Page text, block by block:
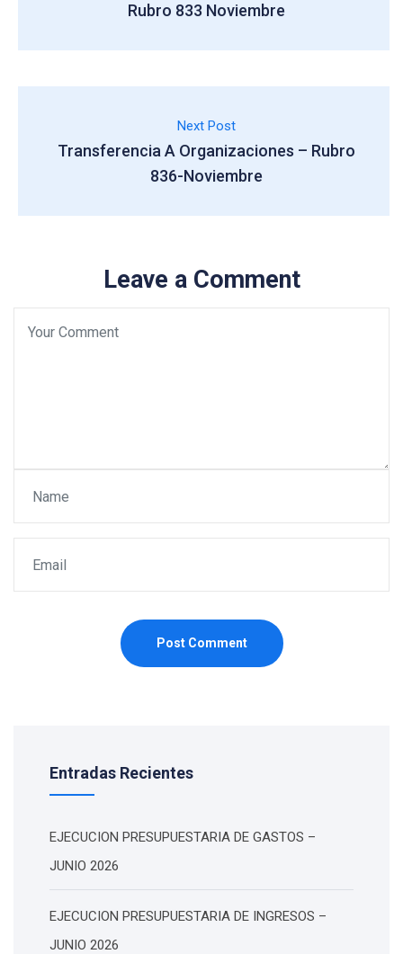
Rubro 833 Noviembre
Next Post
Transferencia A Organizaciones – Rubro
836-Noviembre
Leave a Comment
Post Comment
Entradas Recientes
EJECUCION PRESUPUESTARIA DE GASTOS –
JUNIO 2026
EJECUCION PRESUPUESTARIA DE INGRESOS –
JUNIO 2026